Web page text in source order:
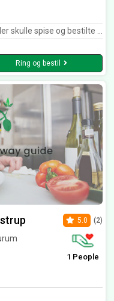
og samtidig fik vi en god betjening og vi nød den gode atmosfære.
Ring og bestil
5.0 (2)
1 People